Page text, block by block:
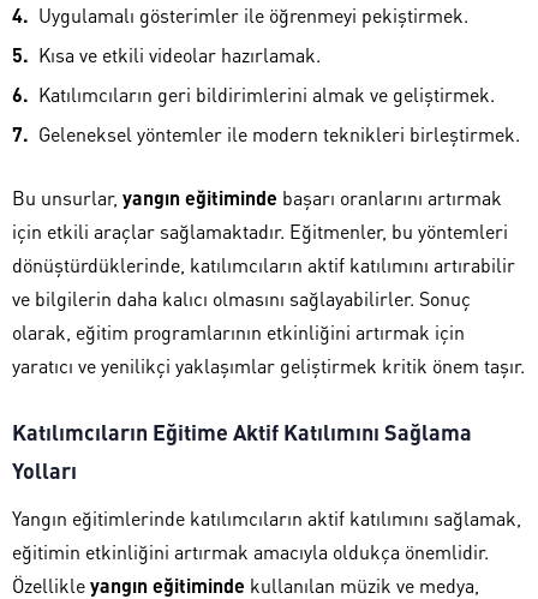
Uygulamalı gösterimler ile öğrenmeyi pekiştirmek.
Kısa ve etkili videolar hazırlamak.
Katılımcıların geri bildirimlerini almak ve geliştirmek.
Geleneksel yöntemler ile modern teknikleri birleştirmek.
Bu unsurlar, yangın eğitiminde başarı oranlarını artırmak
için etkili araçlar sağlamaktadır. Eğitmenler, bu yöntemleri
dönüştürdüklerinde, katılımcıların aktif katılımını artırabilir
ve bilgilerin daha kalıcı olmasını sağlayabilirler. Sonuç
olarak, eğitim programlarının etkinliğini artırmak için
yaratıcı ve yenilikçi yaklaşımlar geliştirmek kritik önem taşır.
Katılımcıların Eğitime Aktif Katılımını Sağlama
Yolları
Yangın eğitimlerinde katılımcıların aktif katılımını sağlamak,
eğitimin etkinliğini artırmak amacıyla oldukça önemlidir.
Özellikleyangın eğitiminde kullanılan müzik ve medya,